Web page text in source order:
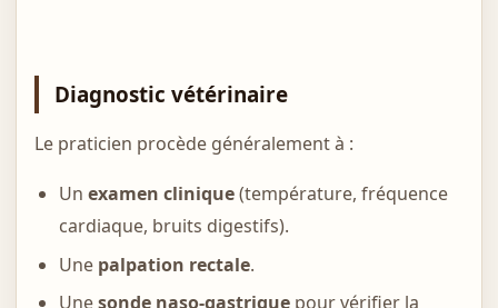
Diagnostic vétérinaire
Le praticien procède généralement à :
Un examen clinique(température, fréquence
cardiaque, bruits digestifs).
Une palpation rectale.
Unesonde naso-gastriquepour vérifier la